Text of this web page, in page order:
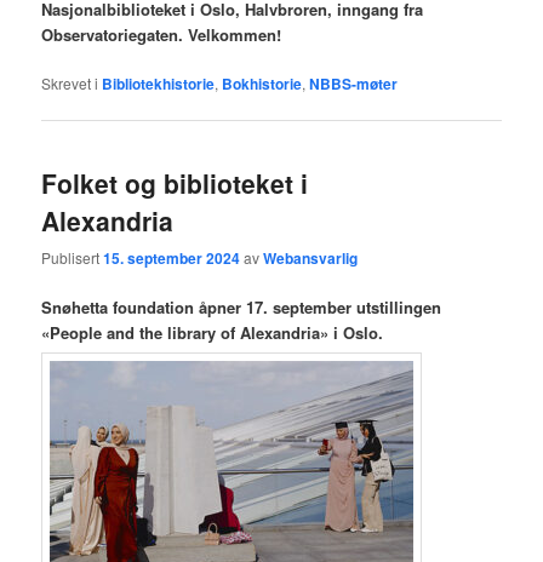
Nasjonalbiblioteket i Oslo, Halvbroren, inngang fra
Observatoriegaten. Velkommen!
Skrevet i Bibliotekhistorie, Bokhistorie,NBBS-møter
Folket og biblioteket i
Alexandria
Publisert15. september 2024avWebansvarlig
Snøhetta foundation åpner 17. september utstillingen
«People and the library of Alexandria» i Oslo.